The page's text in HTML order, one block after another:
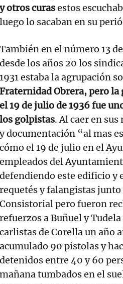
y otros curasestos
luego lo sacaban en su
También en el número 13
desde los años 20 los
1931 estaba la agrupación
Fraternidad Obrera, pero
el 19 de julio de 1936 fue
los golpistas. Al caer en
y documentación “al mas
cómo el 19 de julio en el
empleados del
defendiendo este edificio y
requetés y falangistas junto
Consistorial pero fueron
refuerzos a Buñuel y
carlistas de Corella un año
acumulado 90 pistolas y
detenidos entre 40 y 60
mañana tumbados en el